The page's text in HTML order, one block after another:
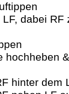
dabei RF
hochheben
hinter dem